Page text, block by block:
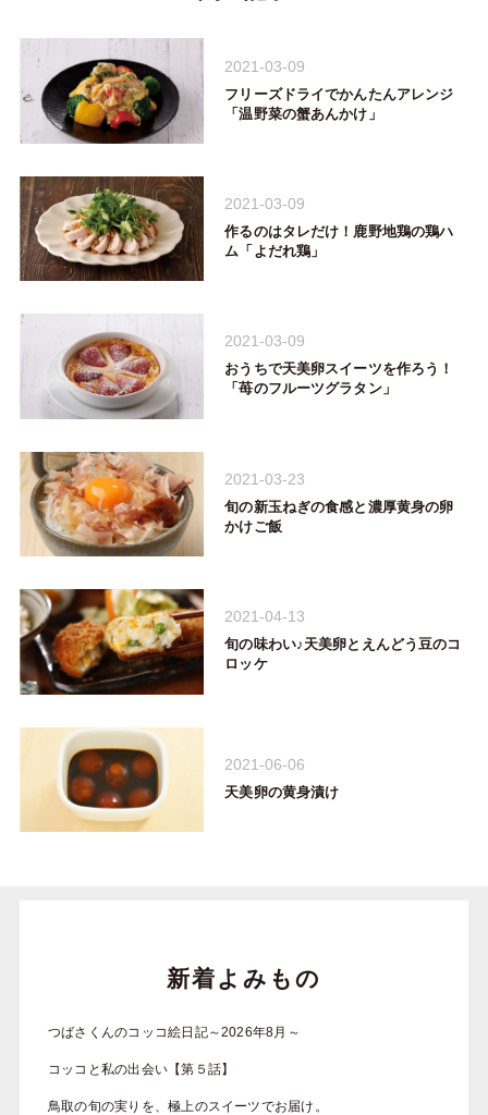
2021-03-09
フリーズドライでかんたんアレンジ
「温野菜の蟹あんかけ」
2021-03-09
作るのはタレだけ！鹿野地鶏の鶏ハ
ム「よだれ鶏」
2021-03-09
おうちで天美卵スイーツを作ろう！
「苺のフルーツグラタン」
2021-03-23
旬の新玉ねぎの食感と濃厚黄身の卵
かけご飯
2021-04-13
旬の味わい♪天美卵とえんどう豆のコ
ロッケ
2021-06-06
天美卵の黄身漬け
新着よみもの
つばさくんのコッコ絵日記～2026年8月～
コッコと私の出会い【第５話】
鳥取の旬の実りを、極上のスイーツでお届け。